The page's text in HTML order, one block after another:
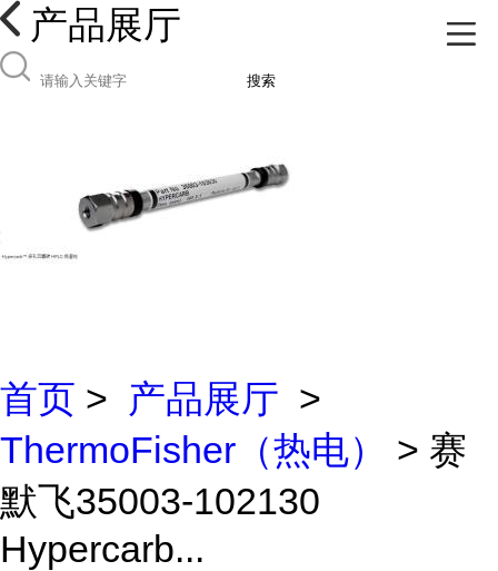
产品展厅
搜索
首页 > 产品展厅 >
ThermoFisher（热电）
> 赛
默飞35003-102130
Hypercarb...